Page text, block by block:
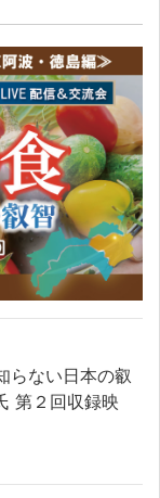
らない日本の叡
第２回収録映